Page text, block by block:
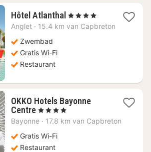
Hôtel Atlanthal 1
nacht
, 4 Sterren
Anglet · 15.4 km van Capbreton
Zwembad
Gratis Wi-Fi
Restaurant
OKKO Hotels Bayonne
Centre1
nacht
€
138,11
, 4 Sterren
Bayonne · 17.8 km van Capbreton
Gratis Wi-Fi
Restaurant